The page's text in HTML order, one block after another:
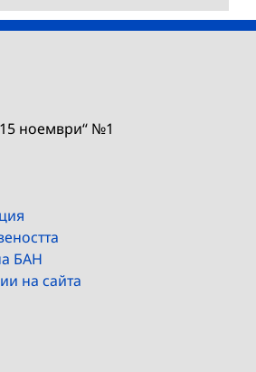
ноември“ №1
БАН
на сайта